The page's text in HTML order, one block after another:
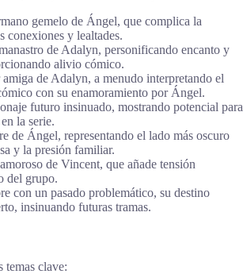
gemelo de Ángel, que complica la
conexiones y lealtades.
de Adalyn, personificando encanto y
alivio cómico.
de Adalyn, a menudo interpretando el
con su enamoramiento por Ángel.
futuro insinuado, mostrando potencial para
la serie.
de Ángel, representando el lado más oscuro
y la presión familiar.
de Vincent, que añade tensión
del grupo.
con un pasado problemático, su destino
insinuando futuras tramas.
temas clave: